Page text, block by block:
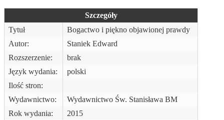
Szczegóły
Tytuł
Bogactwo i piękno objawionej prawdy
Autor:
Staniek Edward
Rozszerzenie:
brak
Język wydania:
polski
Ilość stron:
Wydawnictwo:
Wydawnictwo Św. Stanisława BM
Rok wydania:
2015